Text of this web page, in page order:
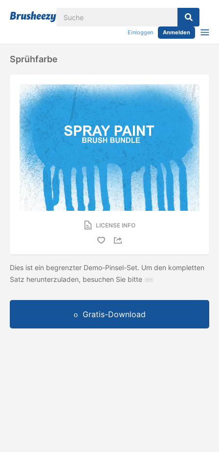
Einloggen Anmelden
Sprühfarbe
LICENSE INFO
Dies ist ein begrenzter Demo-Pinsel-Set. Um den kompletten
Satz herunterzuladen, besuchen Sie bitte
Gratis-Download